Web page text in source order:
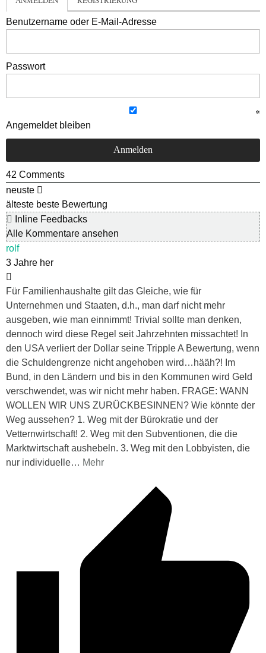
Benutzername oder E-Mail-Adresse
Passwort
Angemeldet bleiben
42 Comments
neuste
älteste beste Bewertung
Inline Feedbacks
Alle Kommentare ansehen
rolf
3 Jahre her
Für Familienhaushalte gilt das Gleiche, wie für
Unternehmen und Staaten, d.h., man darf nicht mehr
ausgeben, wie man einnimmt! Trivial sollte man denken,
dennoch wird diese Regel seit Jahrzehnten missachtet! In
den USA verliert der Dollar seine Tripple A Bewertung, wenn
die Schuldengrenze nicht angehoben wird…hääh?! Im
Bund, in den Ländern und bis in den Kommunen wird Geld
verschwendet, was wir nicht mehr haben. FRAGE: WANN
WOLLEN WIR UNS ZURÜCKBESINNEN? Wie könnte der
Weg aussehen? 1. Weg mit der Bürokratie und der
Vetternwirtschaft! 2. Weg mit den Subventionen, die die
Marktwirtschaft aushebeln. 3. Weg mit den Lobbyisten, die
nur individuelle… Mehr